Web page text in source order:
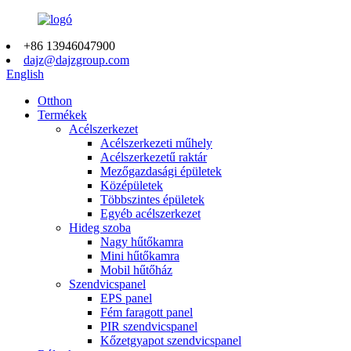
+86 13946047900
dajz@dajzgroup.com
English
Otthon
Termékek
Acélszerkezet
Acélszerkezeti műhely
Acélszerkezetű raktár
Mezőgazdasági épületek
Középületek
Többszintes épületek
Egyéb acélszerkezet
Hideg szoba
Nagy hűtőkamra
Mini hűtőkamra
Mobil hűtőház
Szendvicspanel
EPS panel
Fém faragott panel
PIR szendvicspanel
Kőzetgyapot szendvicspanel